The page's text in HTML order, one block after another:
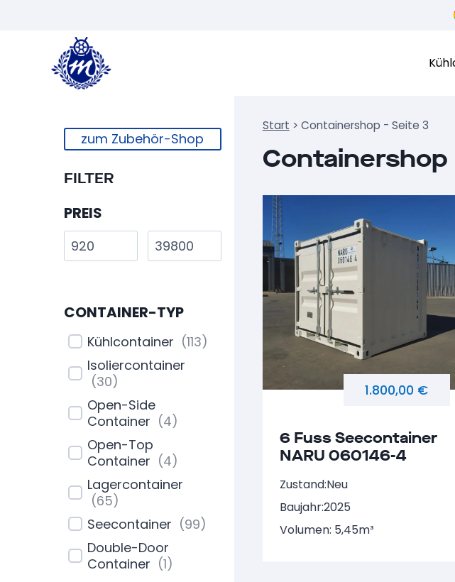
Start > Containershop - Seite 3
Containershop
6 Fuss Seecontainer
NARU 060146-4
1.800,00 €
Zustand:Neu
Baujahr:2025
Volumen: 5,45m³
zum Zubehör-Shop
FILTER
PREIS
CONTAINER-TYP
Kühlcontainer (113)
Isoliercontainer
(30)
Open-Side
Container (4)
Open-Top
Container (4)
Lagercontainer
(65)
Seecontainer (99)
Double-Door
Container (1)